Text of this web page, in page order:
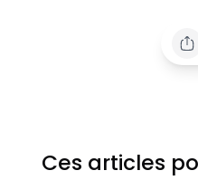
Ces articles